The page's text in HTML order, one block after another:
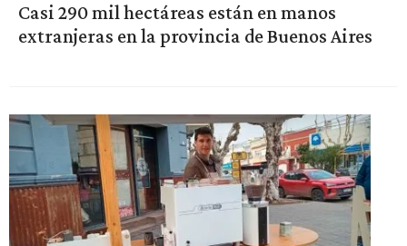
Casi 290 mil hectáreas están en manos
extranjeras en la provincia de Buenos Aires